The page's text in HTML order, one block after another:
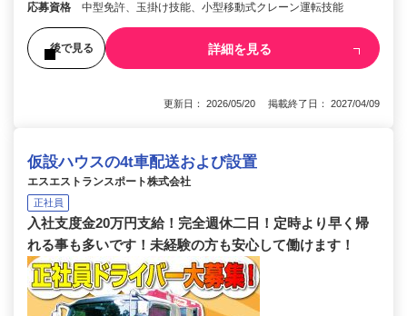
応募資格 中型免許、玉掛け技能、小型移動式クレーン運転技能
後で見る 詳細を見る
更新日： 2026/05/20 掲載終了日： 2027/04/09
仮設ハウスの4t車配送および設置
エスエストランスポート株式会社
正社員
入社支度金20万円支給！完全週休二日！定時より早く帰
れる事も多いです！未経験の方も安心して働けます！